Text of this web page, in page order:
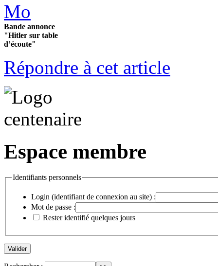
Bande annonce
"Hitler sur table
d’écoute"
Répondre à cet article
Espace membre
Identifiants personnels
Login (identifiant de connexion au site) :
Mot de passe :
Rester identifié quelques jours